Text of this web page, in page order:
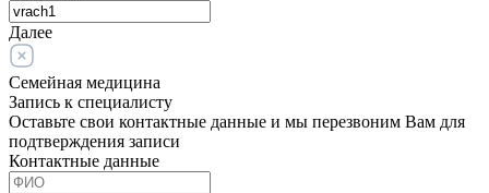
Далее
Семейная медицина
Запись к специалисту
Оставьте свои контактные данные и мы перезвоним Вам для
подтверждения записи
Контактные данные